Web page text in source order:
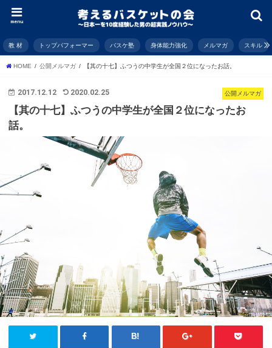
menu
教 材 トップパフォーマー バスケ塾 身体能力強化 メルマガ スキル
HOME 公開メルマガ 【其の十七】ふつうの中学生が全国２位になったお話。
公開メルマガ
2017.12.12 2020.02.25
【其の十七】ふつうの中学生が全国２位になったお
話。